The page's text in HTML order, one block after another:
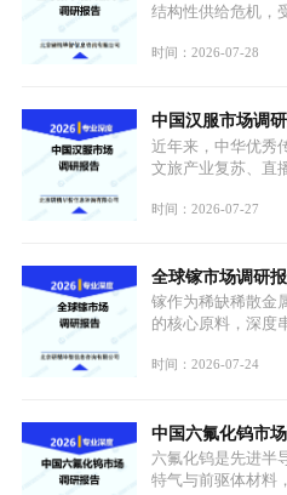
结构性供给危机，
停产，行业长期维
价无市”的供给真
AI服务器、5G基站
链生产、成本、交
时间：2026-07-28
中国汉服市场调
近年来，中华优秀
文旅产业复苏、直
服不再局限于传统
重要载体。同时，
创设计能力提升，
统服饰品牌、文旅
时间：2026-07-27
全球镓市场调研
镓作为稀缺稀散金
的核心原料，深度
与大国科技博弈的
领域渗透”的战略
需资源。
时间：2026-07-24
中国六氟化钨市
六氟化钨是先进半
特气与前驱体材料